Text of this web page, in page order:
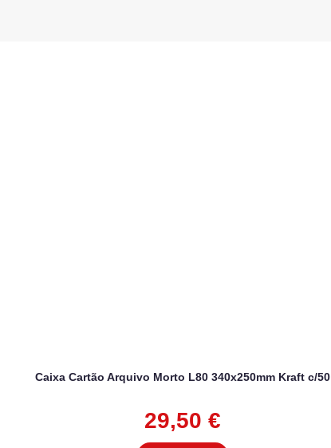
Caixa Cartão Arquivo Morto L80 340x250mm Kraft c/50
29,50 €